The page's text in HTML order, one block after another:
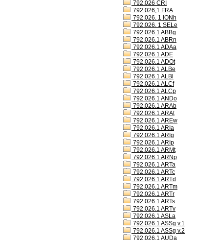
792.026 CRI
792.026,1 FRA
792.026. 1 IONh
792.026. 1 SELe
792.026.1 ABBg
792.026.1 ABRn
792.026.1 ADAa
792.026.1 ADE
792.026.1 ADOt
792.026.1 ALBe
792.026.1 ALBl
792.026.1 ALCf
792.026.1 ALCp
792.026.1 ANDo
792.026.1 ARAb
792.026.1 ARAt
792.026.1 AREw
792.026.1 ARIa
792.026.1 ARIg
792.026.1 ARIp
792.026.1 ARMt
792.026.1 ARNp
792.026.1 ARTa
792.026.1 ARTc
792.026.1 ARTd
792.026.1 ARTm
792.026.1 ARTr
792.026.1 ARTs
792.026.1 ARTv
792.026.1 ASLa
792.026.1 ASSg v.1
792.026.1 ASSg v.2
792.026.1 AUDa